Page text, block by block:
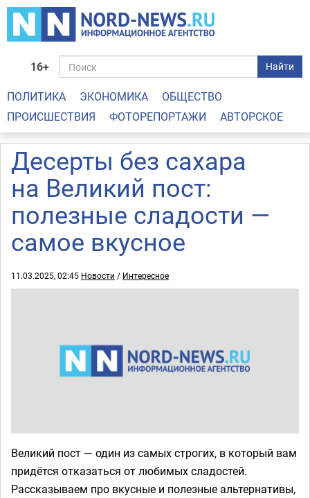
16+ Найти
ПОЛИТИКА ЭКОНОМИКА
ОБЩЕСТВО
ПРОИСШЕСТВИЯ
ФОТОРЕПОРТАЖИ АВТОРСКОЕ
Десерты без сахара
на Великий пост:
полезные сладости —
самое вкусное
11.03.2025, 02:45 Новости / Интересное
Великий пост — один из самых строгих, в который вам
придётся отказаться от любимых сладостей.
Рассказываем про вкусные и полезные альтернативы,